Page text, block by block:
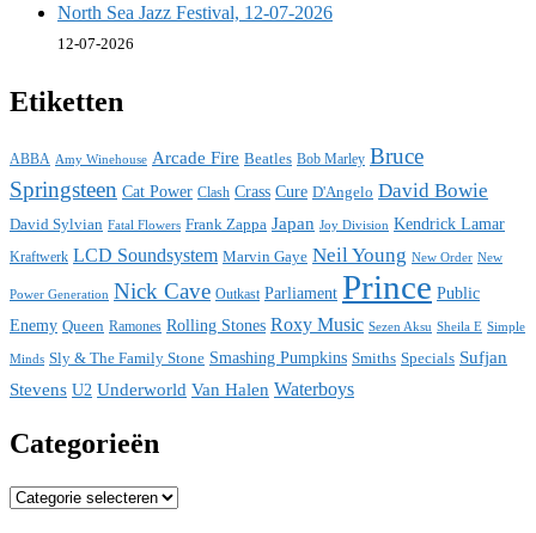
North Sea Jazz Festival, 12-07-2026
12-07-2026
Etiketten
ABBA Amy Winehouse Arcade Fire Beatles Bob Marley Bruce
Springsteen Cat Power Clash Crass Cure D'Angelo David Bowie
David Sylvian Fatal Flowers Frank Zappa Japan Joy Division Kendrick Lamar
Kraftwerk LCD Soundsystem Marvin Gaye Neil Young New Order New
Power Generation Nick Cave Outkast Parliament Prince Public
Enemy Queen Ramones Rolling Stones Roxy Music Sezen Aksu Sheila E Simple
Minds Sly & The Family Stone Smashing Pumpkins Smiths Specials Sufjan
Stevens U2 Underworld Van Halen Waterboys
Categorieën
Categorieën